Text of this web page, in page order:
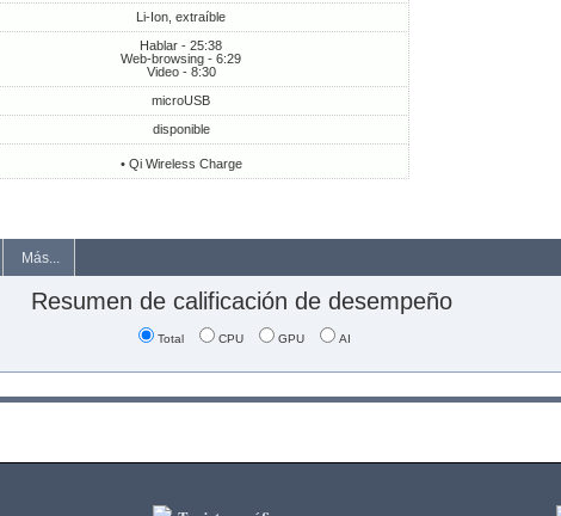
Li-Ion, extraíble
Hablar - 25:38
Web-browsing - 6:29
Video - 8:30
microUSB
disponible
• Qi Wireless Charge
Más...
Resumen de calificación de desempeño
Total CPU GPU AI